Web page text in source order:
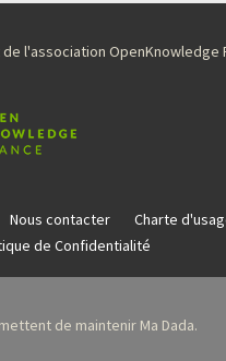
l'association OpenKnowledge
Nous contacter
Charte
de Confidentialité
de maintenir Ma Dada.